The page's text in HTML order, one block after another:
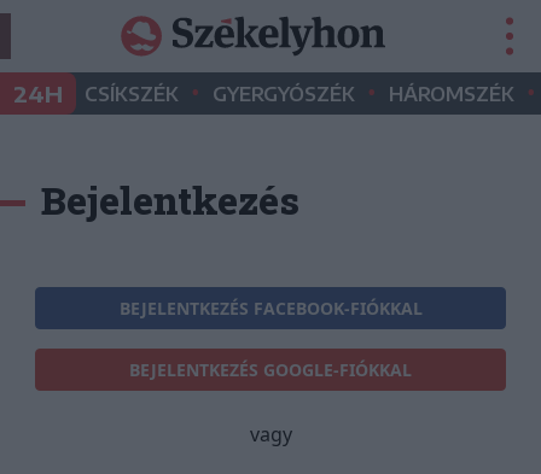
24H CSÍKSZÉK • GYERGYÓSZÉK • HÁROMSZÉK •
Bejelentkezés
BEJELENTKEZÉS FACEBOOK-FIÓKKAL
BEJELENTKEZÉS GOOGLE-FIÓKKAL
vagy